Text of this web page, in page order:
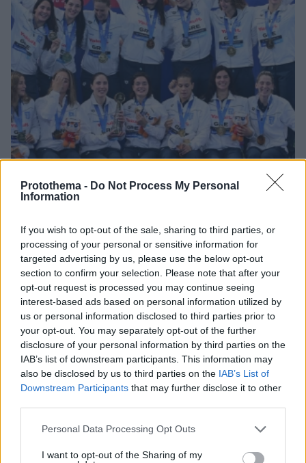
Protothema - Do Not Process My Personal
Information
If you wish to opt-out of the sale, sharing to third parties, or
processing of your personal or sensitive information for
targeted advertising by us, please use the below opt-out
section to confirm your selection. Please note that after your
opt-out request is processed you may continue seeing
interest-based ads based on personal information utilized by
us or personal information disclosed to third parties prior to
your opt-out. You may separately opt-out of the further
disclosure of your personal information by third parties on the
IAB’s list of downstream participants. This information may
also be disclosed by us to third parties on the IAB’s List of
Downstream Participants that may further disclose it to other
Please note that this website/app uses one or more Google
not limited to your visit or usage behaviour. You may click to
Personal Data Processing Opt Outs
I want to opt-out of the Sharing of my
Η απονομή του χρυσού μεταλλίου στις πολίστριες της
Ελλάδας και τα δάκρυα στην ανάκρουση του Εθνικού
Ύμνου στη Σιγκαπούρη - Βίντεο